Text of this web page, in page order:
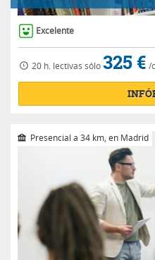
Excelente
20 h. lectivas sólo325 € /
Presencial a 34 km, en Madrid